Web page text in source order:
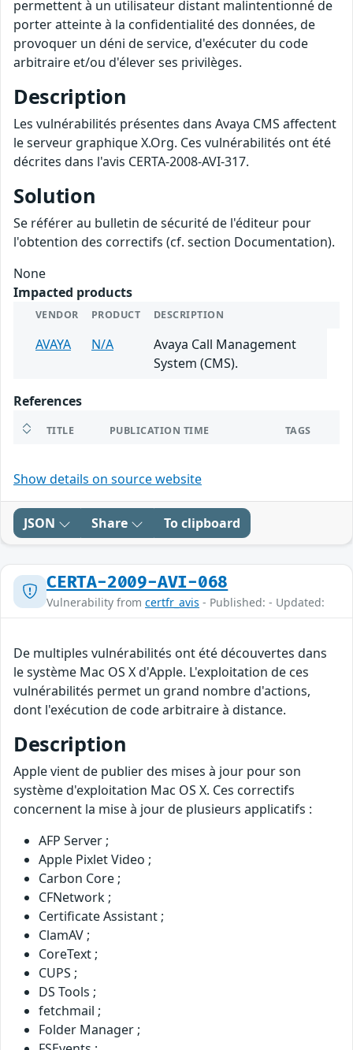
permettent à un utilisateur distant malintentionné de
porter atteinte à la confidentialité des données, de
provoquer un déni de service, d'exécuter du code
arbitraire et/ou d'élever ses privilèges.
Description
Les vulnérabilités présentes dans Avaya CMS affectent
le serveur graphique X.Org. Ces vulnérabilités ont été
décrites dans l'avis CERTA-2008-AVI-317.
Solution
Se référer au bulletin de sécurité de l'éditeur pour
l'obtention des correctifs (cf. section Documentation).
None
Impacted products
VENDOR PRODUCT DESCRIPTION
AVAYA N/A
Avaya Call Management
System (CMS).
References
TITLE PUBLICATION TIME TAGS
Show details on source website
JSON Share To clipboard
CERTA-2009-AVI-068
Vulnerability from certfr_avis - Published: - Updated:
De multiples vulnérabilités ont été découvertes dans
le système Mac OS X d'Apple. L'exploitation de ces
vulnérabilités permet un grand nombre d'actions,
dont l'exécution de code arbitraire à distance.
Description
Apple vient de publier des mises à jour pour son
système d'exploitation Mac OS X. Ces correctifs
concernent la mise à jour de plusieurs applicatifs :
AFP Server ;
Apple Pixlet Video ;
Carbon Core ;
CFNetwork ;
Certificate Assistant ;
ClamAV ;
CoreText ;
CUPS ;
DS Tools ;
fetchmail ;
Folder Manager ;